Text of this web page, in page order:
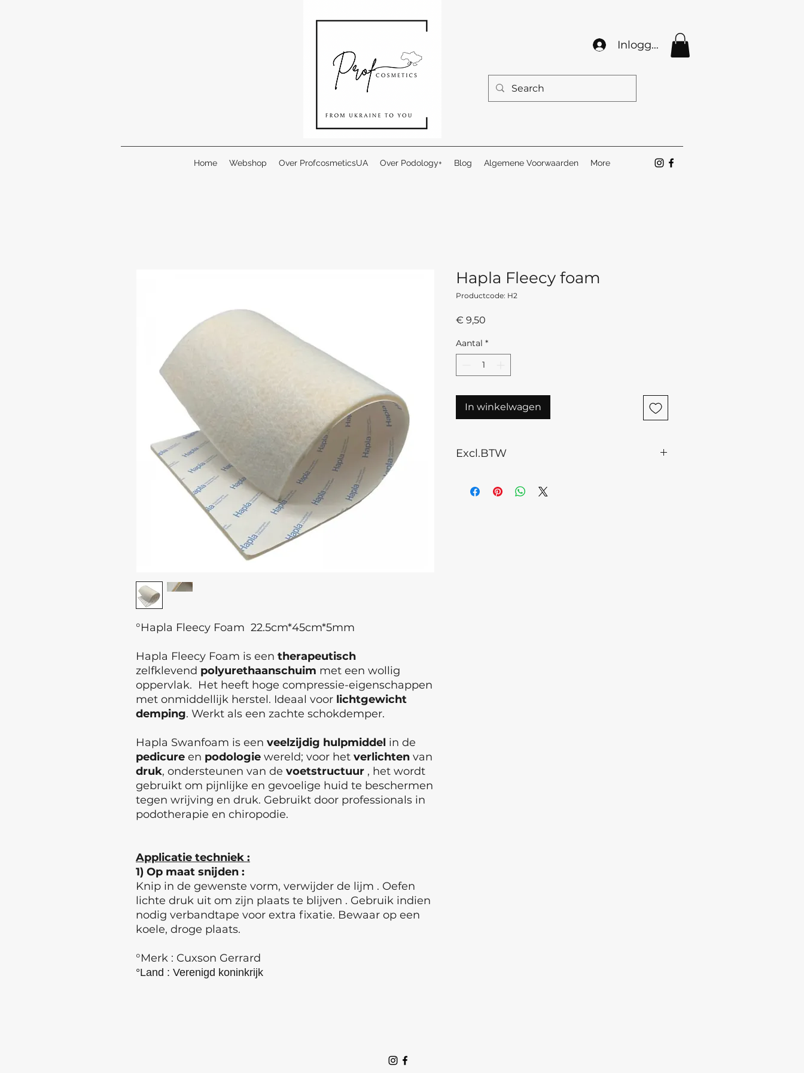
Inloggen
Home Webshop Over ProfcosmeticsUA Over Podology+ Blog Algemene Voorwaarden More
°Hapla Fleecy Foam 22.5cm*45cm*5mm
Hapla Fleecy Foam is een therapeutisch
zelfklevend polyurethaanschuim met een wollig
oppervlak. Het heeft hoge compressie-eigenschappen
met onmiddellijk herstel. Ideaal voor lichtgewicht
demping. Werkt als een zachte schokdemper.
Hapla Swanfoam is een veelzijdig hulpmiddel in de
pedicure en podologie wereld; voor het verlichten van
druk, ondersteunen van de voetstructuur , het wordt
gebruikt om pijnlijke en gevoelige huid te beschermen
tegen wrijving en druk. Gebruikt door professionals in
podotherapie en chiropodie.
Applicatie techniek :
1) Op maat snijden :
Knip in de gewenste vorm, verwijder de lijm . Oefen
lichte druk uit om zijn plaats te blijven . Gebruik indien
nodig verbandtape voor extra fixatie. Bewaar op een
koele, droge plaats.
°Merk : Cuxson Gerrard
°Land : Verenigd koninkrijk
Hapla Fleecy foam
Productcode: H2
€ 9,50
Aantal *
In winkelwagen
Excl.BTW